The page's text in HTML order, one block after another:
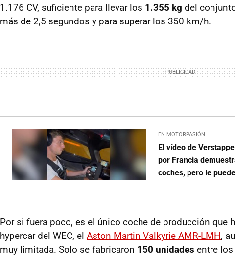
1.176 CV, suficiente para llevar los 1.355 kg del
más de 2,5 segundos y para superar los 350 km/h.
EN MOTORPASIÓN
El vídeo de
por Francia
coches, pero le
Por si fuera poco, es el único coche de producción que
hypercar del WEC, el Aston Martin Valkyrie AMR-LMH,
muy limitada. Solo se fabricaron 150 unidades entre